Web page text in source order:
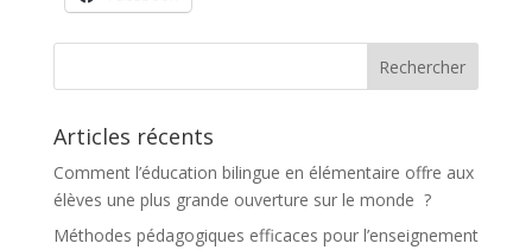
Articles récents
Comment l’éducation bilingue en élémentaire offre aux
élèves une plus grande ouverture sur le monde ?
Méthodes pédagogiques efficaces pour l’enseignement